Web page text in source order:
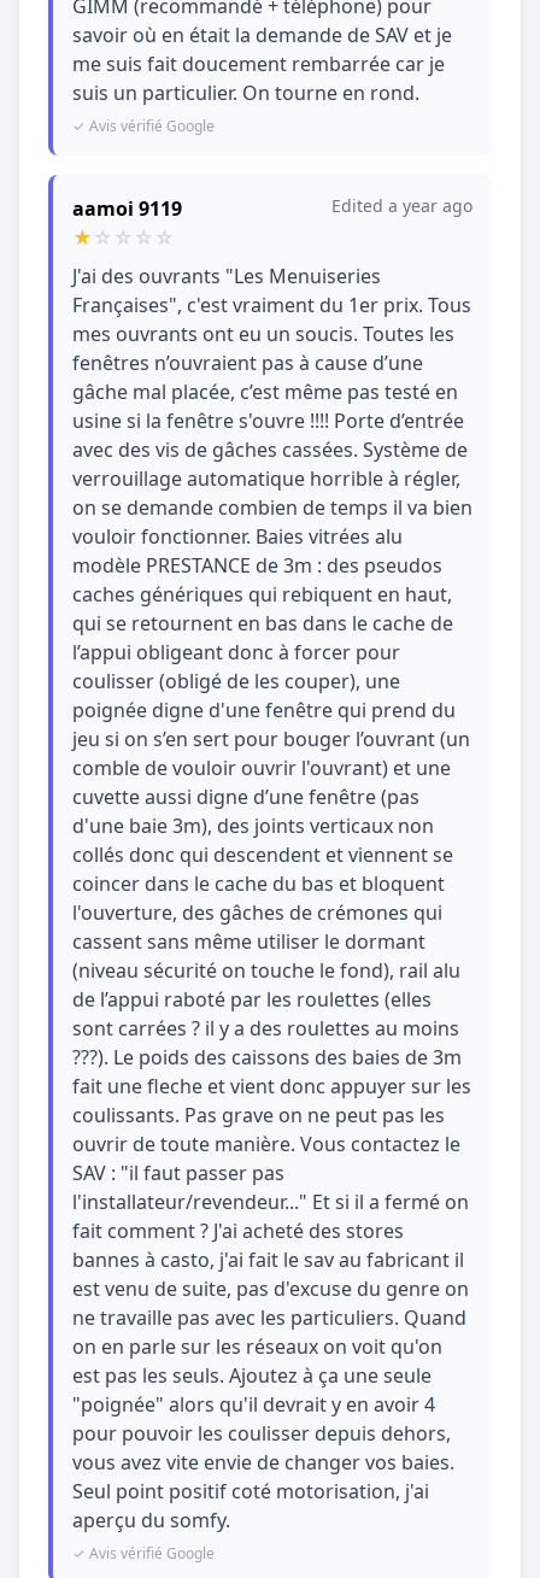
GIMM (recommandé + téléphone) pour
savoir où en était la demande de SAV et je
me suis fait doucement rembarrée car je
suis un particulier. On tourne en rond.
✓ Avis vérifié Google
aamoi 9119
★☆ ☆ ☆ ☆
Edited a year ago
J'ai des ouvrants "Les Menuiseries
Françaises", c'est vraiment du 1er prix. Tous
mes ouvrants ont eu un soucis. Toutes les
fenêtres n’ouvraient pas à cause d’une
gâche mal placée, c’est même pas testé en
usine si la fenêtre s'ouvre !!!! Porte d’entrée
avec des vis de gâches cassées. Système de
verrouillage automatique horrible à régler,
on se demande combien de temps il va bien
vouloir fonctionner. Baies vitrées alu
modèle PRESTANCE de 3m : des pseudos
caches génériques qui rebiquent en haut,
qui se retournent en bas dans le cache de
l’appui obligeant donc à forcer pour
coulisser (obligé de les couper), une
poignée digne d'une fenêtre qui prend du
jeu si on s’en sert pour bouger l’ouvrant (un
comble de vouloir ouvrir l'ouvrant) et une
cuvette aussi digne d’une fenêtre (pas
d'une baie 3m), des joints verticaux non
collés donc qui descendent et viennent se
coincer dans le cache du bas et bloquent
l'ouverture, des gâches de crémones qui
cassent sans même utiliser le dormant
(niveau sécurité on touche le fond), rail alu
de l’appui raboté par les roulettes (elles
sont carrées ? il y a des roulettes au moins
???). Le poids des caissons des baies de 3m
fait une fleche et vient donc appuyer sur les
coulissants. Pas grave on ne peut pas les
ouvrir de toute manière. Vous contactez le
SAV : "il faut passer pas
l'installateur/revendeur..." Et si il a fermé on
fait comment ? J'ai acheté des stores
bannes à casto, j'ai fait le sav au fabricant il
est venu de suite, pas d'excuse du genre on
ne travaille pas avec les particuliers. Quand
on en parle sur les réseaux on voit qu'on
est pas les seuls. Ajoutez à ça une seule
"poignée" alors qu'il devrait y en avoir 4
pour pouvoir les coulisser depuis dehors,
vous avez vite envie de changer vos baies.
Seul point positif coté motorisation, j'ai
aperçu du somfy.
✓ Avis vérifié Google